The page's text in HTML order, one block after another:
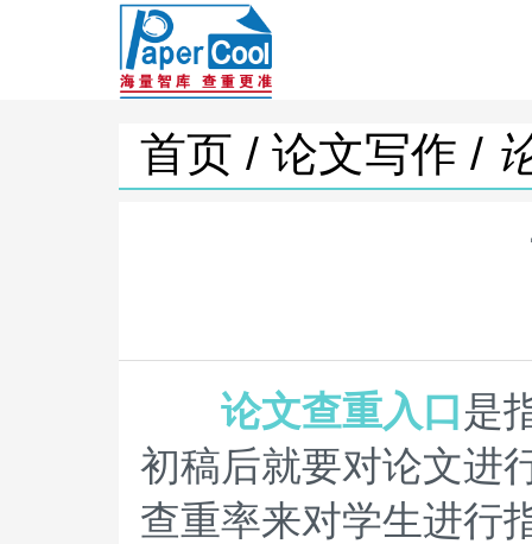
首页 / 论文写作 /
论文查重入口是
初稿后就要对论文进
查重率来对学生进行